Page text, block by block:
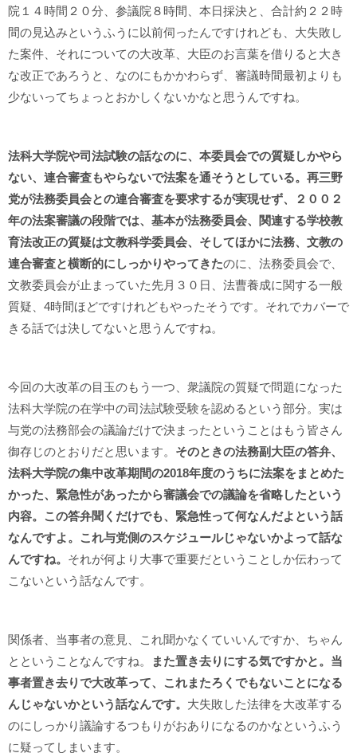
院１４時間２０分、参議院８時間、本日採決と、合計約２２時
間の見込みというふうに以前伺ったんですけれども、大失敗し
た案件、それについての大改革、大臣のお言葉を借りると大き
な改正であろうと、なのにもかかわらず、審議時間最初よりも
少ないってちょっとおかしくないかなと思うんですね。
法科大学院や司法試験の話なのに、本委員会での質疑しかやら
ない、連合審査もやらないで法案を通そうとしている。再三野
党が法務委員会との連合審査を要求するが実現せず、２００２
年の法案審議の段階では、基本が法務委員会、関連する学校教
育法改正の質疑は文教科学委員会、そしてほかに法務、文教の
連合審査と横断的にしっかりやってきたのに、法務委員会で、
文教委員会が止まっていた先月３０日、法曹養成に関する一般
質疑、4時間ほどですけれどもやったそうです。それでカバーで
きる話では決してないと思うんですね。
今回の大改革の目玉のもう一つ、衆議院の質疑で問題になった
法科大学院の在学中の司法試験受験を認めるという部分。実は
与党の法務部会の議論だけで決まったということはもう皆さん
御存じのとおりだと思います。 そのときの法務副大臣の答弁、
法科大学院の集中改革期間の2018年度のうちに法案をまとめた
かった、緊急性があったから審議会での議論を省略したという
内容。この答弁聞くだけでも、緊急性って何なんだよという話
なんですよ。これ与党側のスケジュールじゃないかよって話な
んですね。 それが何より大事で重要だということしか伝わって
こないという話なんです。
関係者、当事者の意見、これ聞かなくていいんですか、ちゃん
とということなんですね。
また置き去りにする気ですかと。当
事者置き去りで大改革って、これまたろくでもないことになる
んじゃないかという話なんです。 大失敗した法律を大改革する
のにしっかり議論するつもりがおありになるのかなというふう
に疑ってしまいます。